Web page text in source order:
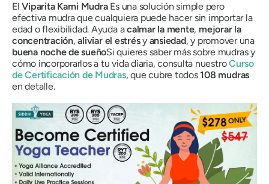
ElViparita Karni MudraEs una solución simple pero
efectiva mudraque cualquiera puede hacer sin importar la
edad o flexibilidad. Ayuda acalmar la mente, mejorar la
concentración,aliviar el estrésy ansiedad, y promover una
buena noche de sueñoSi quieres saber más sobre mudrasy
cómo incorporarlos a tu vida diaria, consulta nuestroCurso
de Certificación de Mudras, que cubre todos108 mudras
en detalle.